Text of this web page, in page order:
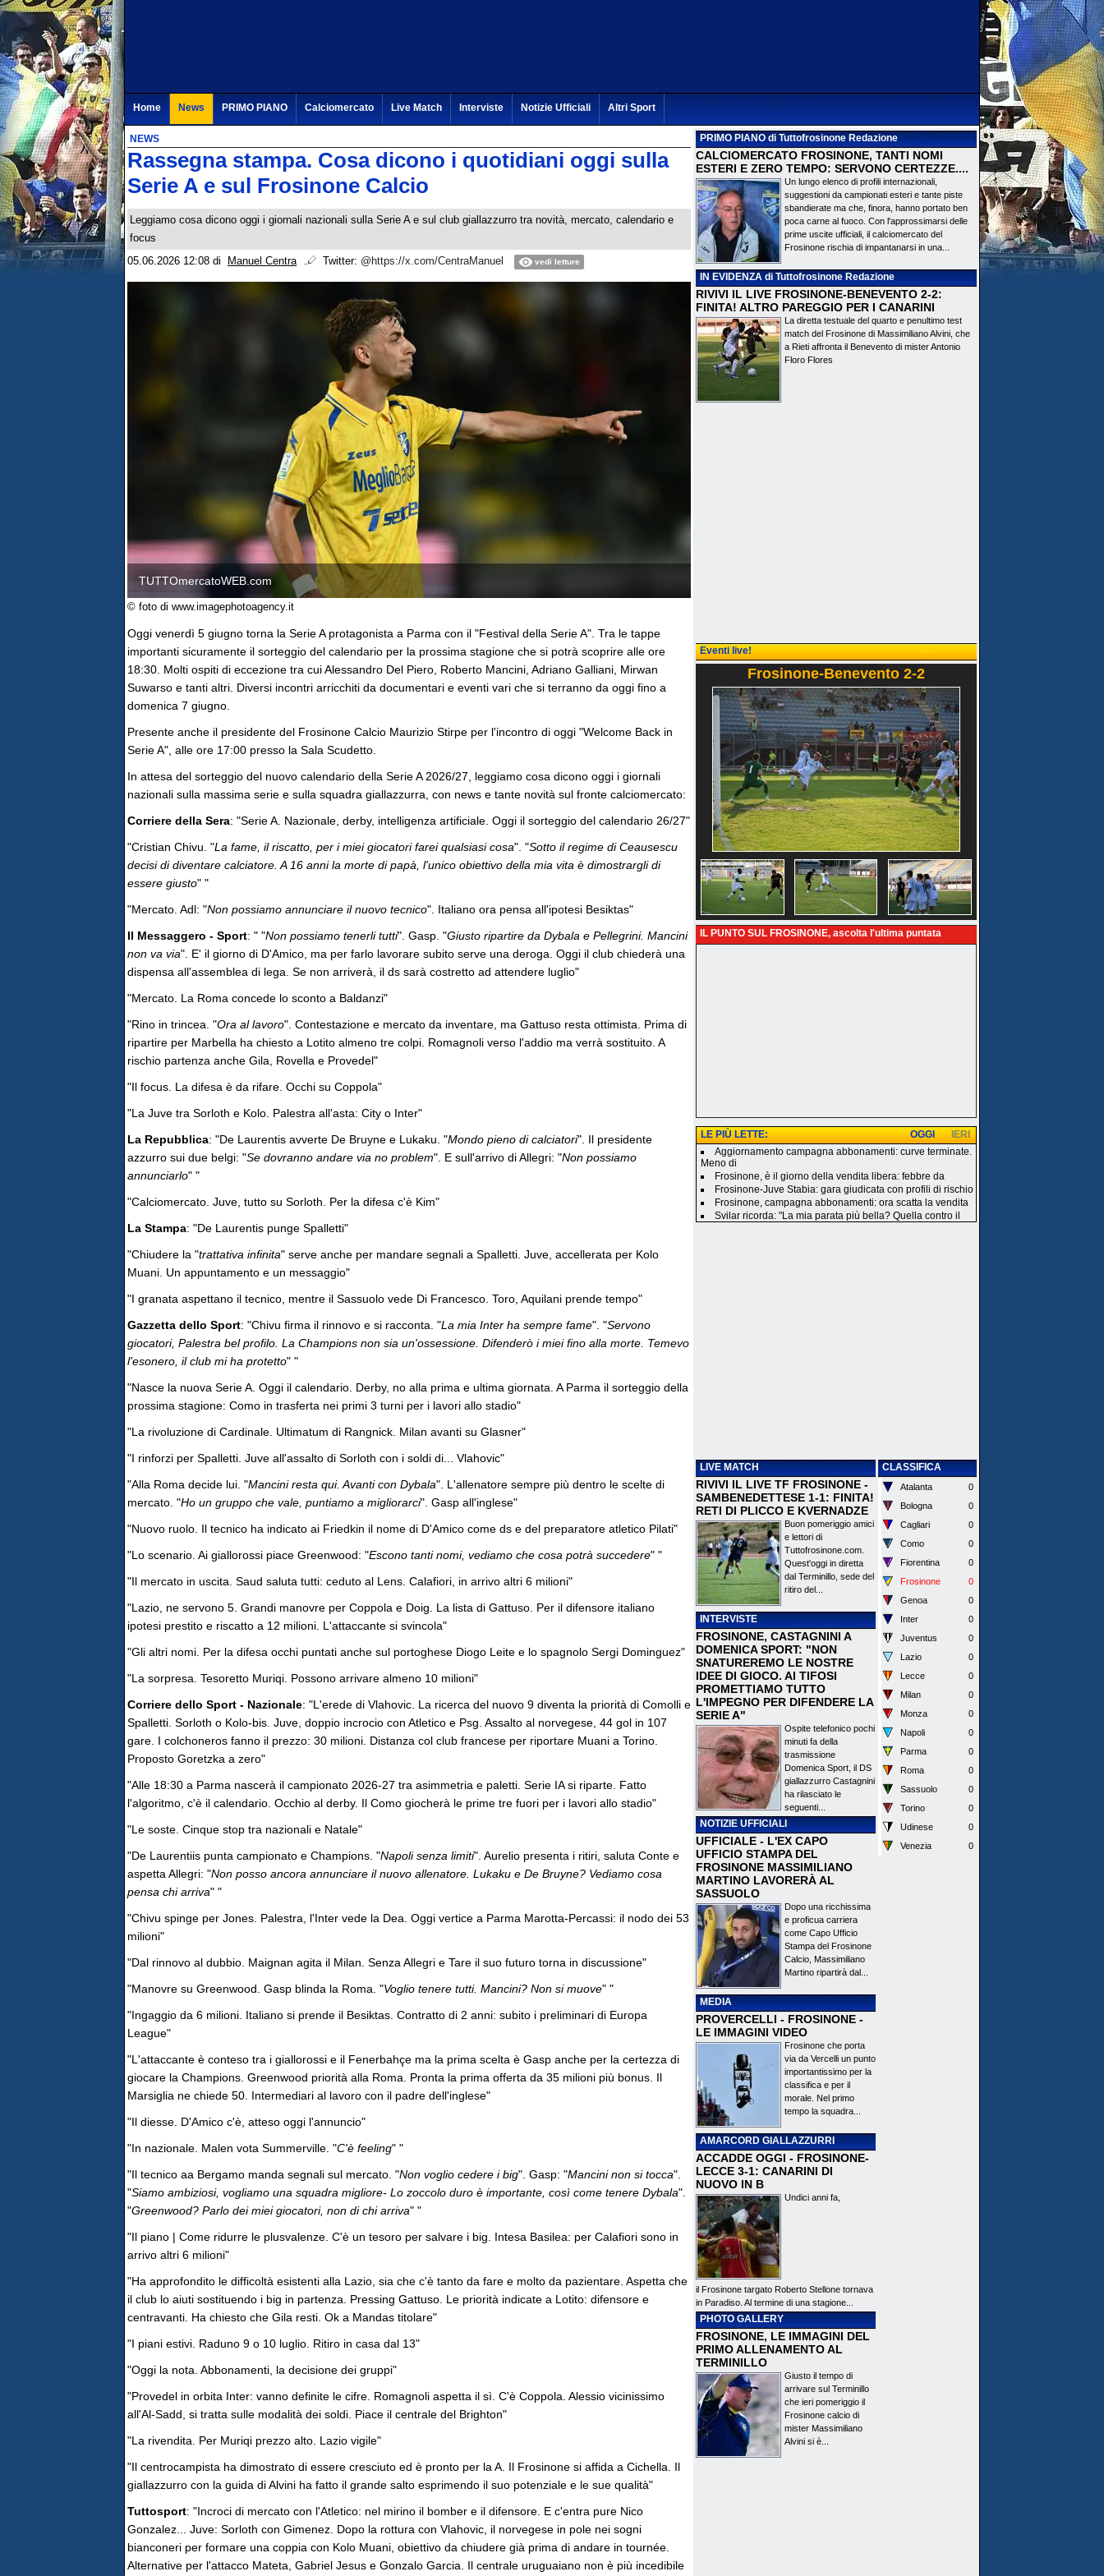
Home News PRIMO PIANO Calciomercato Live Match Interviste Notizie Ufficiali Altri Sport
NEWS
Rassegna stampa. Cosa dicono i quotidiani oggi sulla
Serie A e sul Frosinone Calcio
Leggiamo cosa dicono oggi i giornali nazionali sulla Serie A e sul club giallazzurro tra novità, mercato, calendario e
focus
05.06.2026 12:08 di Manuel Centra Twitter: @https://x.com/CentraManuel vedi letture
TUTTOmercatoWEB.com
© foto di www.imagephotoagency.it
Oggi venerdì 5 giugno torna la Serie A protagonista a Parma con il "Festival della Serie A". Tra le tappe
importanti sicuramente il sorteggio del calendario per la prossima stagione che si potrà scoprire alle ore
18:30. Molti ospiti di eccezione tra cui Alessandro Del Piero, Roberto Mancini, Adriano Galliani, Mirwan
Suwarso e tanti altri. Diversi incontri arricchiti da documentari e eventi vari che si terranno da oggi fino a
domenica 7 giugno.
Presente anche il presidente del Frosinone Calcio Maurizio Stirpe per l'incontro di oggi "Welcome Back in
Serie A", alle ore 17:00 presso la Sala Scudetto.
In attesa del sorteggio del nuovo calendario della Serie A 2026/27, leggiamo cosa dicono oggi i giornali
nazionali sulla massima serie e sulla squadra giallazzurra, con news e tante novità sul fronte calciomercato:
Corriere della Sera: "Serie A. Nazionale, derby, intelligenza artificiale. Oggi il sorteggio del calendario 26/27"
"Cristian Chivu. "La fame, il riscatto, per i miei giocatori farei qualsiasi cosa". "Sotto il regime di Ceausescu
decisi di diventare calciatore. A 16 anni la morte di papà, l'unico obiettivo della mia vita è dimostrargli di
essere giusto" "
"Mercato. Adl: "Non possiamo annunciare il nuovo tecnico". Italiano ora pensa all'ipotesi Besiktas"
Il Messaggero - Sport: " "Non possiamo tenerli tutti". Gasp. "Giusto ripartire da Dybala e Pellegrini. Mancini
non va via". E' il giorno di D'Amico, ma per farlo lavorare subito serve una deroga. Oggi il club chiederà una
dispensa all'assemblea di lega. Se non arriverà, il ds sarà costretto ad attendere luglio"
"Mercato. La Roma concede lo sconto a Baldanzi"
"Rino in trincea. "Ora al lavoro". Contestazione e mercato da inventare, ma Gattuso resta ottimista. Prima di
ripartire per Marbella ha chiesto a Lotito almeno tre colpi. Romagnoli verso l'addio ma verrà sostituito. A
rischio partenza anche Gila, Rovella e Provedel"
"Il focus. La difesa è da rifare. Occhi su Coppola"
"La Juve tra Sorloth e Kolo. Palestra all'asta: City o Inter"
La Repubblica: "De Laurentis avverte De Bruyne e Lukaku. "Mondo pieno di calciatori". Il presidente
azzurro sui due belgi: "Se dovranno andare via no problem". E sull'arrivo di Allegri: "Non possiamo
annunciarlo" "
"Calciomercato. Juve, tutto su Sorloth. Per la difesa c'è Kim"
La Stampa: "De Laurentis punge Spalletti"
"Chiudere la "trattativa infinita" serve anche per mandare segnali a Spalletti. Juve, accellerata per Kolo
Muani. Un appuntamento e un messaggio"
"I granata aspettano il tecnico, mentre il Sassuolo vede Di Francesco. Toro, Aquilani prende tempo"
Gazzetta dello Sport: "Chivu firma il rinnovo e si racconta. "La mia Inter ha sempre fame". "Servono
giocatori, Palestra bel profilo. La Champions non sia un'ossessione. Difenderò i miei fino alla morte. Temevo
l'esonero, il club mi ha protetto" "
"Nasce la nuova Serie A. Oggi il calendario. Derby, no alla prima e ultima giornata. A Parma il sorteggio della
prossima stagione: Como in trasferta nei primi 3 turni per i lavori allo stadio"
"La rivoluzione di Cardinale. Ultimatum di Rangnick. Milan avanti su Glasner"
"I rinforzi per Spalletti. Juve all'assalto di Sorloth con i soldi di... Vlahovic"
"Alla Roma decide lui. "Mancini resta qui. Avanti con Dybala". L'allenatore sempre più dentro le scelte di
mercato. "Ho un gruppo che vale, puntiamo a migliorarci". Gasp all'inglese"
"Nuovo ruolo. Il tecnico ha indicato ai Friedkin il nome di D'Amico come ds e del preparatore atletico Pilati"
"Lo scenario. Ai giallorossi piace Greenwood: "Escono tanti nomi, vediamo che cosa potrà succedere" "
"Il mercato in uscita. Saud saluta tutti: ceduto al Lens. Calafiori, in arrivo altri 6 milioni"
"Lazio, ne servono 5. Grandi manovre per Coppola e Doig. La lista di Gattuso. Per il difensore italiano
ipotesi prestito e riscatto a 12 milioni. L'attaccante si svincola"
"Gli altri nomi. Per la difesa occhi puntati anche sul portoghese Diogo Leite e lo spagnolo Sergi Dominguez"
"La sorpresa. Tesoretto Muriqi. Possono arrivare almeno 10 milioni"
Corriere dello Sport - Nazionale: "L'erede di Vlahovic. La ricerca del nuovo 9 diventa la priorità di Comolli e
Spalletti. Sorloth o Kolo-bis. Juve, doppio incrocio con Atletico e Psg. Assalto al norvegese, 44 gol in 107
gare. I colchoneros fanno il prezzo: 30 milioni. Distanza col club francese per riportare Muani a Torino.
Proposto Goretzka a zero"
"Alle 18:30 a Parma nascerà il campionato 2026-27 tra asimmetria e paletti. Serie IA si riparte. Fatto
l'algoritmo, c'è il calendario. Occhio al derby. Il Como giocherà le prime tre fuori per i lavori allo stadio"
"Le soste. Cinque stop tra nazionali e Natale"
"De Laurentiis punta campionato e Champions. "Napoli senza limiti". Aurelio presenta i ritiri, saluta Conte e
aspetta Allegri: "Non posso ancora annunciare il nuovo allenatore. Lukaku e De Bruyne? Vediamo cosa
pensa chi arriva" "
"Chivu spinge per Jones. Palestra, l'Inter vede la Dea. Oggi vertice a Parma Marotta-Percassi: il nodo dei 53
milioni"
"Dal rinnovo al dubbio. Maignan agita il Milan. Senza Allegri e Tare il suo futuro torna in discussione"
"Manovre su Greenwood. Gasp blinda la Roma. "Voglio tenere tutti. Mancini? Non si muove" "
"Ingaggio da 6 milioni. Italiano si prende il Besiktas. Contratto di 2 anni: subito i preliminari di Europa
League"
"L'attaccante è conteso tra i giallorossi e il Fenerbahçe ma la prima scelta è Gasp anche per la certezza di
giocare la Champions. Greenwood priorità alla Roma. Pronta la prima offerta da 35 milioni più bonus. Il
Marsiglia ne chiede 50. Intermediari al lavoro con il padre dell'inglese"
"Il diesse. D'Amico c'è, atteso oggi l'annuncio"
"In nazionale. Malen vota Summerville. "C'è feeling" "
"Il tecnico aa Bergamo manda segnali sul mercato. "Non voglio cedere i big". Gasp: "Mancini non si tocca".
"Siamo ambiziosi, vogliamo una squadra migliore- Lo zoccolo duro è importante, così come tenere Dybala".
"Greenwood? Parlo dei miei giocatori, non di chi arriva" "
"Il piano | Come ridurre le plusvalenze. C'è un tesoro per salvare i big. Intesa Basilea: per Calafiori sono in
arrivo altri 6 milioni"
"Ha approfondito le difficoltà esistenti alla Lazio, sia che c'è tanto da fare e molto da pazientare. Aspetta che
il club lo aiuti sostituendo i big in partenza. Pressing Gattuso. Le priorità indicate a Lotito: difensore e
centravanti. Ha chiesto che Gila resti. Ok a Mandas titolare"
"I piani estivi. Raduno 9 o 10 luglio. Ritiro in casa dal 13"
"Oggi la nota. Abbonamenti, la decisione dei gruppi"
"Provedel in orbita Inter: vanno definite le cifre. Romagnoli aspetta il sì. C'è Coppola. Alessio vicinissimo
all'Al-Sadd, si tratta sulle modalità dei soldi. Piace il centrale del Brighton"
"La rivendita. Per Muriqi prezzo alto. Lazio vigile"
"Il centrocampista ha dimostrato di essere cresciuto ed è pronto per la A. Il Frosinone si affida a Cichella. Il
giallazzurro con la guida di Alvini ha fatto il grande salto esprimendo il suo potenziale e le sue qualità"
Tuttosport: "Incroci di mercato con l'Atletico: nel mirino il bomber e il difensore. E c'entra pure Nico
Gonzalez... Juve: Sorloth con Gimenez. Dopo la rottura con Vlahovic, il norvegese in pole nei sogni
bianconeri per formare una coppia con Kolo Muani, obiettivo da chiudere già prima di andare in tournée.
Alternative per l'attacco Mateta, Gabriel Jesus e Gonzalo Garcia. Il centrale uruguaiano non è più incedibile
PRIMO PIANOdi Tuttofrosinone Redazione
CALCIOMERCATO FROSINONE, TANTI NOMI
ESTERI E ZERO TEMPO: SERVONO CERTEZZE....
Un lungo elenco di profili internazionali,
suggestioni da campionati esteri e tante piste
sbandierate ma che, finora, hanno portato ben
poca carne al fuoco. Con l'approssimarsi delle
prime uscite ufficiali, il calciomercato del
Frosinone rischia di impantanarsi in una...
IN EVIDENZAdi Tuttofrosinone Redazione
RIVIVI IL LIVE FROSINONE-BENEVENTO 2-2:
FINITA! ALTRO PAREGGIO PER I CANARINI
La diretta testuale del quarto e penultimo test
match del Frosinone di Massimiliano Alvini, che
a Rieti affronta il Benevento di mister Antonio
Floro Flores
Eventi live!
Frosinone-Benevento 2-2
IL PUNTO SUL FROSINONE, ascolta l'ultima puntata
LE PIÙ LETTE: IERI
OGGI
Aggiornamento campagna abbonamenti: curve terminate.
Meno di
Frosinone, è il giorno della vendita libera: febbre da
Frosinone-Juve Stabia: gara giudicata con profili di rischio
Frosinone, campagna abbonamenti: ora scatta la vendita
Svilar ricorda: "La mia parata più bella? Quella contro il
LIVE MATCH
RIVIVI IL LIVE TF FROSINONE -
SAMBENEDETTESE 1-1: FINITA!
RETI DI PLICCO E KVERNADZE
Buon pomeriggio amici
e lettori di
Tuttofrosinone.com.
Quest'oggi in diretta
dal Terminillo, sede del
ritiro del...
INTERVISTE
FROSINONE, CASTAGNINI A
DOMENICA SPORT: "NON
SNATUREREMO LE NOSTRE
IDEE DI GIOCO. AI TIFOSI
PROMETTIAMO TUTTO
L'IMPEGNO PER DIFENDERE LA
SERIE A"
Ospite telefonico pochi
minuti fa della
trasmissione
Domenica Sport, il DS
giallazzurro Castagnini
ha rilasciato le
seguenti...
NOTIZIE UFFICIALI
UFFICIALE - L'EX CAPO
UFFICIO STAMPA DEL
FROSINONE MASSIMILIANO
MARTINO LAVORERÀ AL
SASSUOLO
Dopo una ricchissima
e proficua carriera
come Capo Ufficio
Stampa del Frosinone
Calcio, Massimiliano
Martino ripartirà dal...
MEDIA
PROVERCELLI - FROSINONE -
LE IMMAGINI VIDEO
Frosinone che porta
via da Vercelli un punto
importantissimo per la
classifica e per il
morale. Nel primo
tempo la squadra...
AMARCORD GIALLAZZURRI
ACCADDE OGGI - FROSINONE-
LECCE 3-1: CANARINI DI
NUOVO IN B
Undici anni fa,
il Frosinone targato Roberto Stellone tornava
in Paradiso. Al termine di una stagione...
PHOTO GALLERY
FROSINONE, LE IMMAGINI DEL
PRIMO ALLENAMENTO AL
TERMINILLO
Giusto il tempo di
arrivare sul Terminillo
che ieri pomeriggio il
Frosinone calcio di
mister Massimiliano
Alvini si è...
CLASSIFICA
Atalanta
0
Bologna
0
Cagliari
0
Como
0
Fiorentina
0
Frosinone
0
Genoa
0
Inter
0
Juventus
0
Lazio
0
Lecce
0
Milan
0
Monza
0
Napoli
0
Parma
0
Roma
0
Sassuolo
0
Torino
0
Udinese
0
Venezia
0